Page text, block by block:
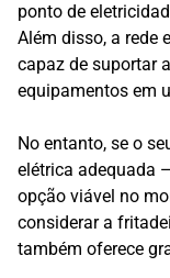
ponto de
Além disso, a rede
capaz de suportar
equipamentos em
No entanto, se o
elétrica adequada
opção viável no
considerar a
também oferece